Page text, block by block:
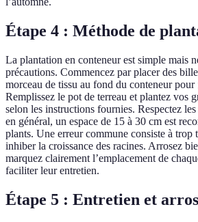
Étape 4 : Méthode de
La plantation en conteneur est simple mais
précautions. Commencez par placer des
morceau de tissu au fond du conteneur
Remplissez le pot de terreau et plantez vos
selon les instructions fournies. Respectez
en général, un espace de 15 à 30 cm est
plants. Une erreur commune consiste à trop
inhiber la croissance des racines. Arrosez
marquez clairement l’emplacement de
faciliter leur entretien.
Étape 5 : Entretien et